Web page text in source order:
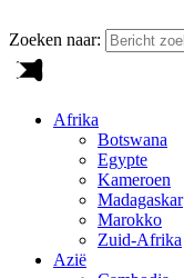
Zoeken naar:
Afrika
Botswana
Egypte
Kameroen
Madagaskar
Marokko
Zuid-Afrika
Azië